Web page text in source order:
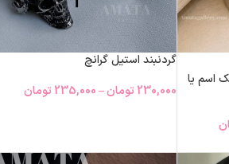
اسم یا
گردنبند استیل گرانچ
230,000 تومان–
235,000 تومان